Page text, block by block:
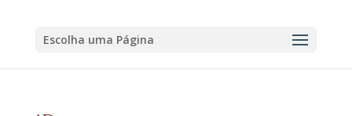
Escolha uma Página